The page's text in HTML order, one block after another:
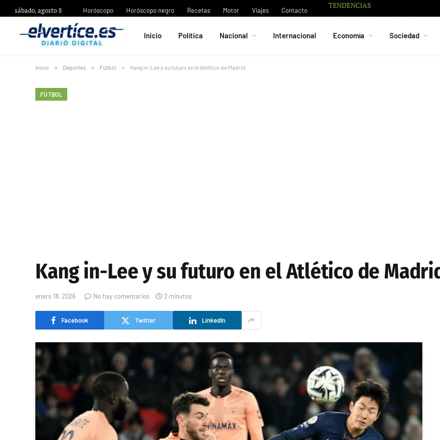
sábado, agosto 8 Horóscopo Horóscopo negro Recetas Motor Viajes Contacto
TENDENCIAS
Inicio Política Nacional Internacional Economía Sociedad
Inicio » Deportes » Fútbol » Kang in-Lee y su futuro en el Atlético de Madrid
FÚTBOL
Kang in-Lee y su futuro en el Atlético de
enero 18, 2026 No hay comentarios 2 minutos
Facebook Twitter LinkedIn